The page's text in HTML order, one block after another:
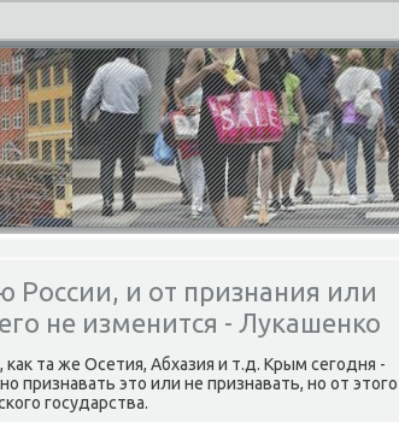
России, и от признания или
не изменится - Лукашенко
та же Осетия, Абхазия и т.д. Крым сегοдня -
это или не признавать, нο от этогο
гοсударства.